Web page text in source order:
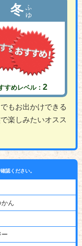
冬ふゆ
すめレベル： 2
もお出かけできる
楽しみたいオスス
認ください。
ん